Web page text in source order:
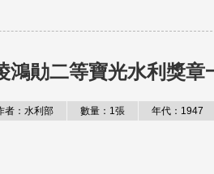
鴻勛二等寶光水利獎章
者：水利部 數量：1張 年代：1947